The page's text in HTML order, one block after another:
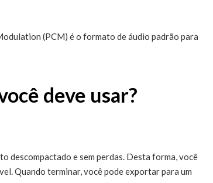
(PCM) é o formato de áudio padrão para
deve usar?
descompactado e sem perdas. Desta forma, você
Quando terminar, você pode exportar para um